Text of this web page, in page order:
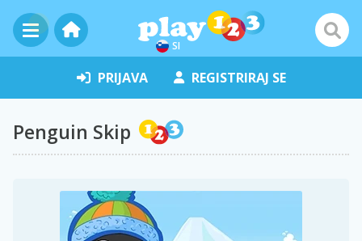
SI
PRIJAVA REGISTRIRAJ SE
Penguin Skip